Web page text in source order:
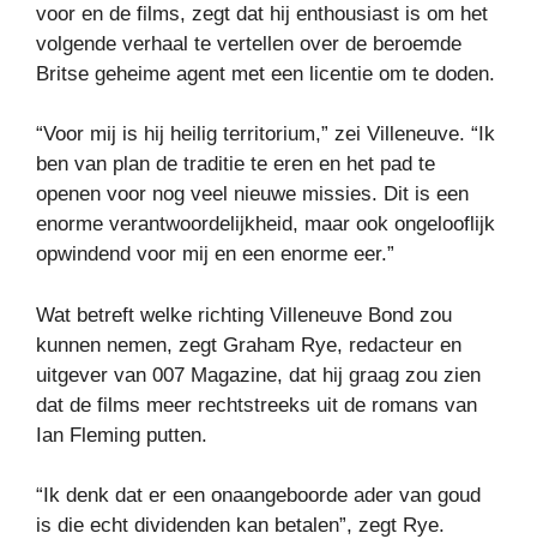
voor en de films, zegt dat hij enthousiast is om het
volgende verhaal te vertellen over de beroemde
Britse geheime agent met een licentie om te doden.
“Voor mij is hij heilig territorium,” zei Villeneuve. “Ik
ben van plan de traditie te eren en het pad te
openen voor nog veel nieuwe missies. Dit is een
enorme verantwoordelijkheid, maar ook ongelooflijk
opwindend voor mij en een enorme eer.”
Wat betreft welke richting Villeneuve Bond zou
kunnen nemen, zegt Graham Rye, redacteur en
uitgever van 007 Magazine, dat hij graag zou zien
dat de films meer rechtstreeks uit de romans van
Ian Fleming putten.
“Ik denk dat er een onaangeboorde ader van goud
is die echt dividenden kan betalen”, zegt Rye.